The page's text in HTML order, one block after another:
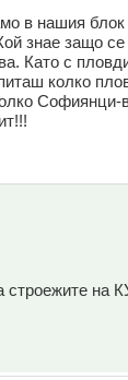
в нашия
знае защо
Като с
колко
строежите на